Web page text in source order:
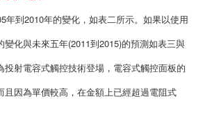
年到2010年的變化，如表二所示。如果以使用
變化與未來五年(2011到2015)的預測如表三與
投射電容式觸控技術登場，電容式觸控面板的
且因為單價較高，在金額上已經超過電阻式